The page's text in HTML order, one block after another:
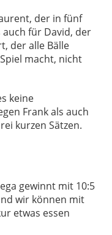
der in fünf
auch für David, der
der alle Bälle
macht, nicht
keine
Frank als auch
kurzen Sätzen.
gewinnt mit 10:5
wir können mit
etwas essen